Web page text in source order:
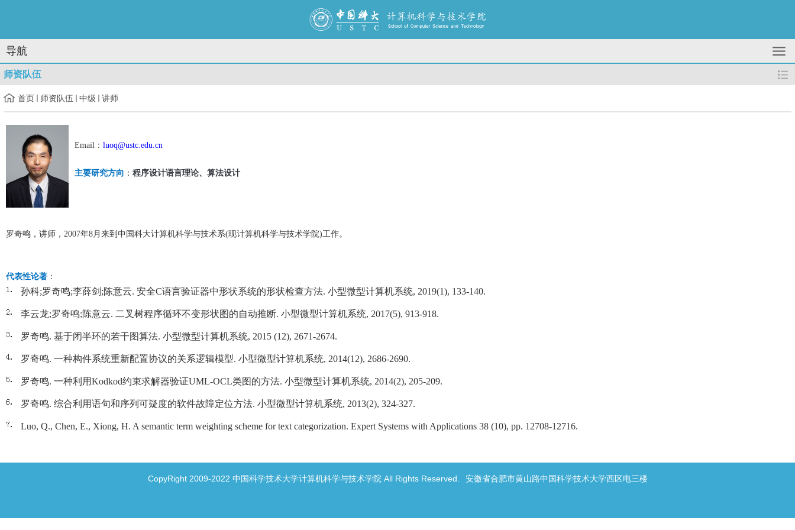
导航
师资队伍
首页 师资队伍 中级 讲师
Email： luoq@ustc.edu.cn
主要研究方向 ： 程序设计语言理论、算法设计
罗奇鸣，讲师，2007年8月来到中国科大计算机科学与技术系(现计算机科学与技术学院)工作。
代表性论著 ：
孙科;罗奇鸣;李薛剑;陈意云. 安全C语言验证器中形状系统的形状检查方法. 小型微型计算机系统, 2019(1), 133-140.
李云龙;罗奇鸣;陈意云. 二叉树程序循环不变形状图的自动推断. 小型微型计算机系统, 2017(5), 913-918.
罗奇鸣. 基于闭半环的若干图算法. 小型微型计算机系统, 2015 (12), 2671-2674.
罗奇鸣. 一种构件系统重新配置协议的关系逻辑模型. 小型微型计算机系统, 2014(12), 2686-2690.
罗奇鸣. 一种利用Kodkod约束求解器验证UML-OCL类图的方法. 小型微型计算机系统, 2014(2), 205-209.
罗奇鸣. 综合利用语句和序列可疑度的软件故障定位方法. 小型微型计算机系统, 2013(2), 324-327.
Luo, Q., Chen, E., Xiong, H. A semantic term weighting scheme for text categorization. Expert Systems with Applications 38 (10), pp. 12708-12716.
CopyRight 2009-2022 中国科学技术大学计算机科学与技术学院 All Rights Reserved. 安徽省合肥市黄山路中国科学技术大学西区电三楼